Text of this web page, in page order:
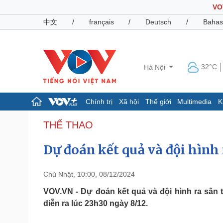
中文
/ français / Deutsch /
Hà Nội 32°C
Chính trị Xã hội Thế giới Multimedia
Chính trị
Tổ chức nhân sự
Quốc hội
Dự báo thời tiết
Giáo dục
Biển đảo
Pháp luật
Quân sự - Quốc phòng
THỂ THAO
Dự đoán kết quả và đội
Chủ Nhật, 10:00, 08/12/2024
VOV.VN - Dự đoán kết quả và đội hình ra sân
diễn ra lúc 23h30 ngày 8/12.